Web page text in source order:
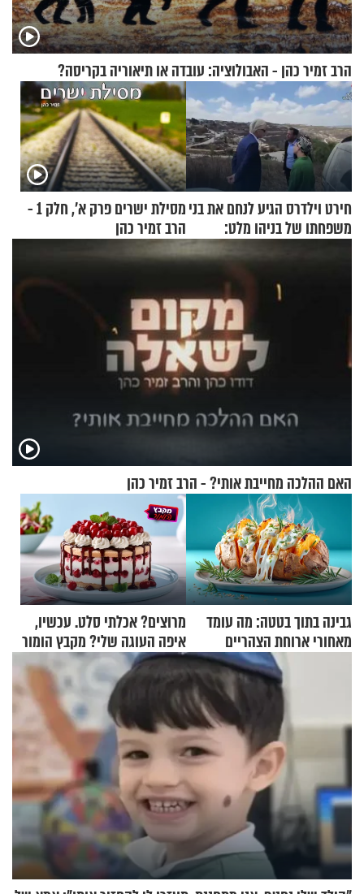
הרב זמיר כהן - האבולוציה: עובדה או תיאוריה בקריסה?
חירט וילדרס הגיע לנחם את בני
משפחתו של בניהו מלט:
"מיליונים באירופה תומכים
מסילת ישרים פרק א’, חלק 1 -
הרב זמיר כהן
האם ההלכה מחייבת אותי? - הרב זמיר כהן
גבינה בתוך בטטה: מה עומד
מאחורי ארוחת הצהריים
שכבשה את הרשת?
מרוצים? אכלתי סלט. עכשיו,
איפה העוגה שלי? מקבץ הומור
כייפי מספר 1